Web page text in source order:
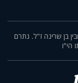
בן שרינה ז"ל. נתרם
הי"ו